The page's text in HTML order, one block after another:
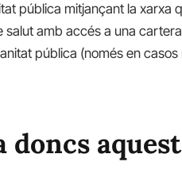
pública mitjançant la xarxa
amb accés a una
pública (només en
doncs